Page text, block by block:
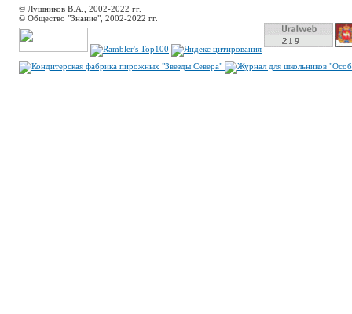
© Лушников В.А., 2002-2022 гг.
© Общество "Знание", 2002-2022 гг.